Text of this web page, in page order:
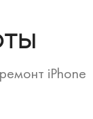
iPhone